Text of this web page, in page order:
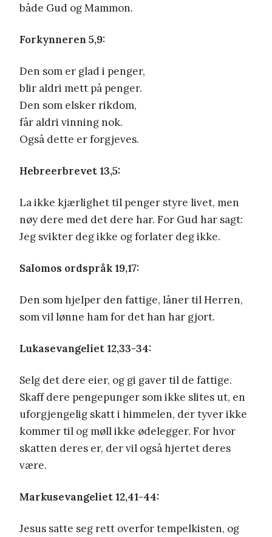
både Gud og Mammon.
Forkynneren 5,9:
Den som er glad i penger,
blir aldri mett på penger.
Den som elsker rikdom,
får aldri vinning nok.
Også dette er forgjeves.
Hebreerbrevet 13,5:
La ikke kjærlighet til penger styre livet, men
nøy dere med det dere har. For Gud har sagt:
Jeg svikter deg ikke og forlater deg ikke.
Salomos ordspråk 19,17:
Den som hjelper den fattige, låner til Herren,
som vil lønne ham for det han har gjort.
Lukasevangeliet 12,33-34:
Selg det dere eier, og gi gaver til de fattige.
Skaff dere pengepunger som ikke slites ut, en
uforgjengelig skatt i himmelen, der tyver ikke
kommer til og møll ikke ødelegger. For hvor
skatten deres er, der vil også hjertet deres
være.
Markusevangeliet 12,41-44:
Jesus satte seg rett overfor tempelkisten, og